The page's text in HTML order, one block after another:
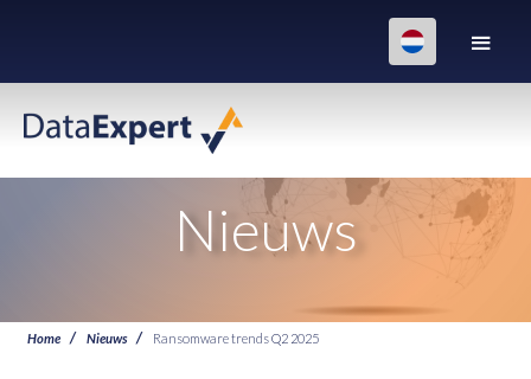
Nieuws
Home Nieuws Ransomware trends Q2 2025